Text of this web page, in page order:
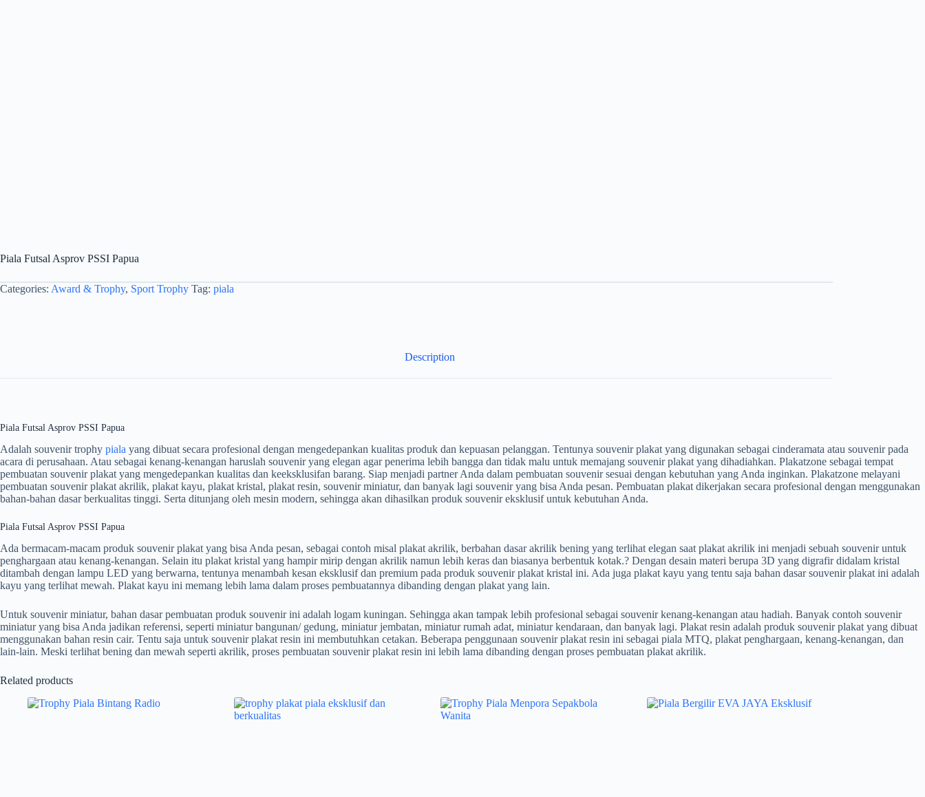
Piala Futsal Asprov PSSI Papua
Categories: Award & Trophy, Sport Trophy Tag: piala
Description
Piala Futsal Asprov PSSI Papua
Adalah souvenir trophy piala yang dibuat secara profesional dengan mengedepankan kualitas produk dan kepuasan pelanggan. Tentunya souvenir plakat yang digunakan sebagai cinderamata atau souvenir pada
acara di perusahaan. Atau sebagai kenang-kenangan haruslah souvenir yang elegan agar penerima lebih bangga dan tidak malu untuk memajang souvenir plakat yang dihadiahkan. Plakatzone sebagai tempat
pembuatan souvenir plakat yang mengedepankan kualitas dan keeksklusifan barang. Siap menjadi partner Anda dalam pembuatan souvenir sesuai dengan kebutuhan yang Anda inginkan. Plakatzone melayani
pembuatan souvenir plakat akrilik, plakat kayu, plakat kristal, plakat resin, souvenir miniatur, dan banyak lagi souvenir yang bisa Anda pesan. Pembuatan plakat dikerjakan secara profesional dengan menggunakan
bahan-bahan dasar berkualitas tinggi. Serta ditunjang oleh mesin modern, sehingga akan dihasilkan produk souvenir eksklusif untuk kebutuhan Anda.
Piala Futsal Asprov PSSI Papua
Ada bermacam-macam produk souvenir plakat yang bisa Anda pesan, sebagai contoh misal plakat akrilik, berbahan dasar akrilik bening yang terlihat elegan saat plakat akrilik ini menjadi sebuah souvenir untuk
penghargaan atau kenang-kenangan. Selain itu plakat kristal yang hampir mirip dengan akrilik namun lebih keras dan biasanya berbentuk kotak.? Dengan desain materi berupa 3D yang digrafir didalam kristal
ditambah dengan lampu LED yang berwarna, tentunya menambah kesan eksklusif dan premium pada produk souvenir plakat kristal ini. Ada juga plakat kayu yang tentu saja bahan dasar souvenir plakat ini adalah
kayu yang terlihat mewah. Plakat kayu ini memang lebih lama dalam proses pembuatannya dibanding dengan plakat yang lain.
Untuk souvenir miniatur, bahan dasar pembuatan produk souvenir ini adalah logam kuningan. Sehingga akan tampak lebih profesional sebagai souvenir kenang-kenangan atau hadiah. Banyak contoh souvenir
miniatur yang bisa Anda jadikan referensi, seperti miniatur bangunan/ gedung, miniatur jembatan, miniatur rumah adat, miniatur kendaraan, dan banyak lagi. Plakat resin adalah produk souvenir plakat yang dibuat
menggunakan bahan resin cair. Tentu saja untuk souvenir plakat resin ini membutuhkan cetakan. Beberapa penggunaan souvenir plakat resin ini sebagai piala MTQ, plakat penghargaan, kenang-kenangan, dan
lain-lain. Meski terlihat bening dan mewah seperti akrilik, proses pembuatan souvenir plakat resin ini lebih lama dibanding dengan proses pembuatan plakat akrilik.
Related products